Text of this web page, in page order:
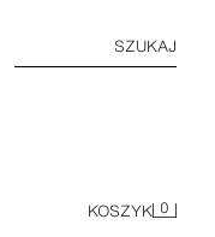
SZUKAJ
KOSZYK 0